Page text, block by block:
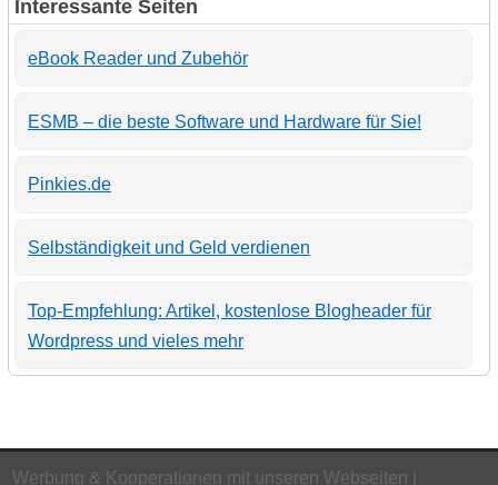
Interessante Seiten
eBook Reader und Zubehör
ESMB – die beste Software und Hardware für Sie!
Pinkies.de
Selbständigkeit und Geld verdienen
Top-Empfehlung: Artikel, kostenlose Blogheader für
Wordpress und vieles mehr
Werbung & Kooperationen mit unseren Webseiten